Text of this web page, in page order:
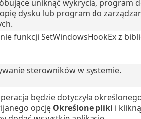
uniknąć wykrycia, program
dysku lub program do
funkcji SetWindowsHookEx z
sterowników w systemie.
będzie dotyczyła
opcję Określone pliki i